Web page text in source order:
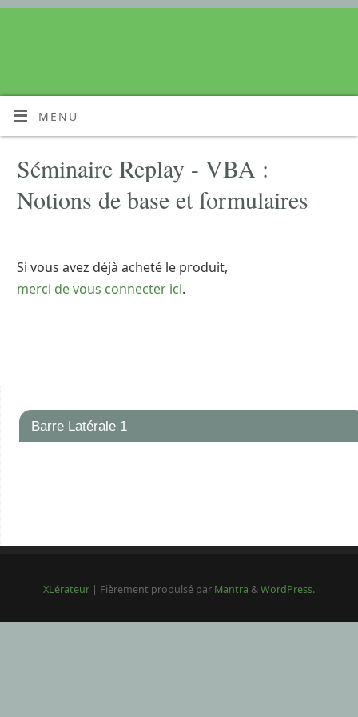
MENU
Séminaire Replay - VBA :
Notions de base et formulaires
Si vous avez déjà acheté le produit,
merci de vous connecter ici.
Barre Latérale 1
XLérateur | Fièrement propulsé par Mantra &WordPress.